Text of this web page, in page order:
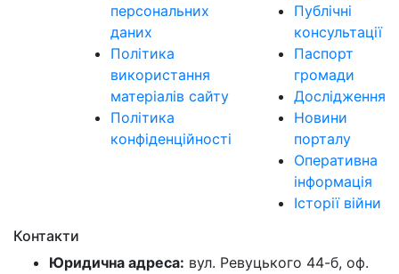
персональних
даних
Політика
використання
матеріалів сайту
Політика
конфіденційності
Публічні
консультації
Паспорт
громади
Дослідження
Новини
порталу
Оперативна
інформація
Історії війни
Контакти
Юридична адреса: вул. Ревуцького 44-б, оф.